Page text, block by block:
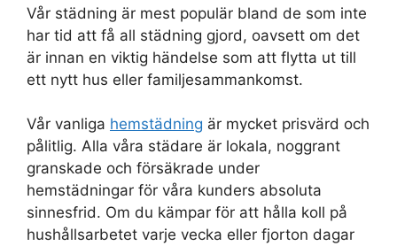
Vår städning är mest populär bland de som inte
har tid att få all städning gjord, oavsett om det
är innan en viktig händelse som att flytta ut till
ett nytt hus eller familjesammankomst.
Vår vanliga hemstädning är mycket prisvärd och
pålitlig. Alla våra städare är lokala, noggrant
granskade och försäkrade under
hemstädningar för våra kunders absoluta
sinnesfrid. Om du kämpar för att hålla koll på
hushållsarbetet varje vecka eller fjorton dagar